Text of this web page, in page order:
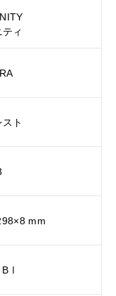
ィ
ト
mm